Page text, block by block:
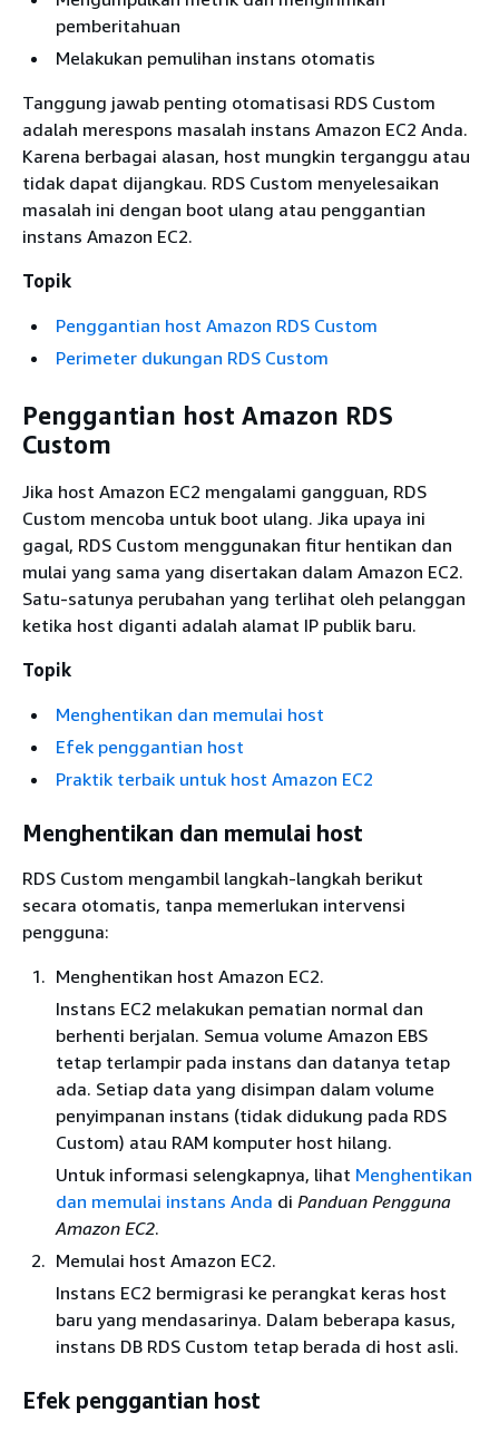
pemberitahuan
Melakukan pemulihan instans otomatis
Tanggung jawab penting otomatisasi RDS Custom
adalah merespons masalah instans Amazon EC2 Anda.
Karena berbagai alasan, host mungkin terganggu atau
tidak dapat dijangkau. RDS Custom menyelesaikan
masalah ini dengan boot ulang atau penggantian
instans Amazon EC2.
Topik
Penggantian host Amazon RDS Custom
Perimeter dukungan RDS Custom
Penggantian host Amazon RDS
Custom
Jika host Amazon EC2 mengalami gangguan, RDS
Custom mencoba untuk boot ulang. Jika upaya ini
gagal, RDS Custom menggunakan fitur hentikan dan
mulai yang sama yang disertakan dalam Amazon EC2.
Satu-satunya perubahan yang terlihat oleh pelanggan
ketika host diganti adalah alamat IP publik baru.
Topik
Menghentikan dan memulai host
Efek penggantian host
Praktik terbaik untuk host Amazon EC2
Menghentikan dan memulai host
RDS Custom mengambil langkah-langkah berikut
secara otomatis, tanpa memerlukan intervensi
pengguna:
Menghentikan host Amazon EC2.
Instans EC2 melakukan pematian normal dan
berhenti berjalan. Semua volume Amazon EBS
tetap terlampir pada instans dan datanya tetap
ada. Setiap data yang disimpan dalam volume
penyimpanan instans (tidak didukung pada RDS
Custom) atau RAM komputer host hilang.
Untuk informasi selengkapnya, lihat Menghentikan
dan memulai instans Anda di Panduan Pengguna
Amazon EC2.
Memulai host Amazon EC2.
Instans EC2 bermigrasi ke perangkat keras host
baru yang mendasarinya. Dalam beberapa kasus,
instans DB RDS Custom tetap berada di host asli.
Efek penggantian host